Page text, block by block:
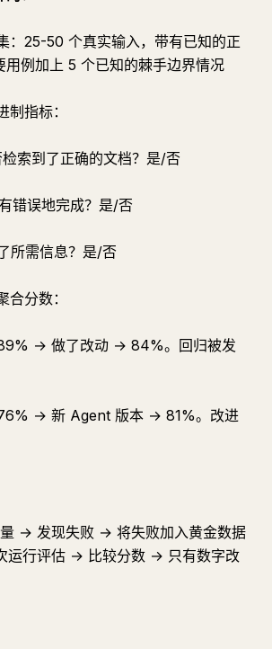
：25-50 个真实输入，带有已知的正
用例加上 5 个已知的棘手边界情况
指标：
索到了正确的文档？是/否
错误地完成？是/否
所需信息？是/否
分数：
→ 做了改动 → 84%。回归被发
→ 新 Agent 版本 → 81%。改进
→ 发现失败 → 将失败加入黄金数据
行评估 → 比较分数 → 只有数字改